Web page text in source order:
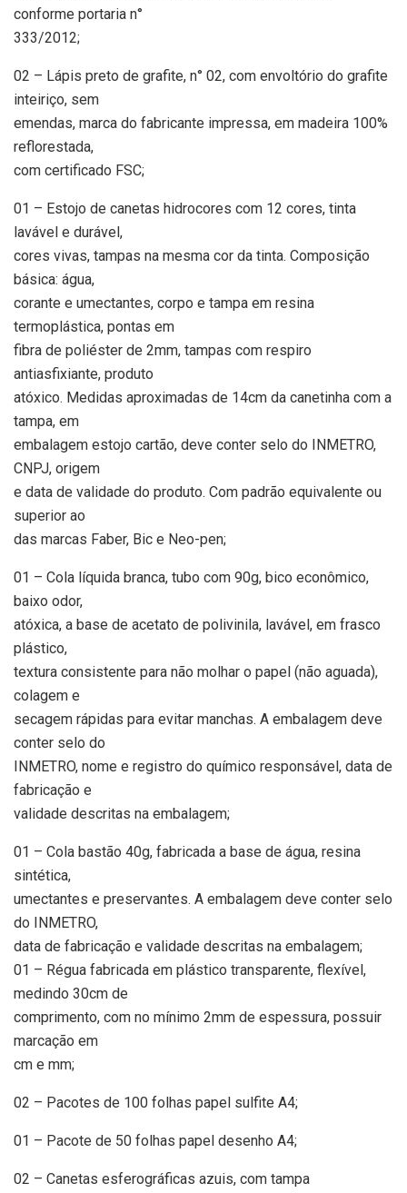
conforme portaria n°
333/2012;
02 – Lápis preto de grafite, n° 02, com envoltório do grafite
inteiriço, sem
emendas, marca do fabricante impressa, em madeira 100%
reflorestada,
com certificado FSC;
01 – Estojo de canetas hidrocores com 12 cores, tinta
lavável e durável,
cores vivas, tampas na mesma cor da tinta. Composição
básica: água,
corante e umectantes, corpo e tampa em resina
termoplástica, pontas em
fibra de poliéster de 2mm, tampas com respiro
antiasfixiante, produto
atóxico. Medidas aproximadas de 14cm da canetinha com a
tampa, em
embalagem estojo cartão, deve conter selo do INMETRO,
CNPJ, origem
e data de validade do produto. Com padrão equivalente ou
superior ao
das marcas Faber, Bic e Neo-pen;
01 – Cola líquida branca, tubo com 90g, bico econômico,
baixo odor,
atóxica, a base de acetato de polivinila, lavável, em frasco
plástico,
textura consistente para não molhar o papel (não aguada),
colagem e
secagem rápidas para evitar manchas. A embalagem deve
conter selo do
INMETRO, nome e registro do químico responsável, data de
fabricação e
validade descritas na embalagem;
01 – Cola bastão 40g, fabricada a base de água, resina
sintética,
umectantes e preservantes. A embalagem deve conter selo
do INMETRO,
data de fabricação e validade descritas na embalagem;
01 – Régua fabricada em plástico transparente, flexível,
medindo 30cm de
comprimento, com no mínimo 2mm de espessura, possuir
marcação em
cm e mm;
02 – Pacotes de 100 folhas papel sulfite A4;
01 – Pacote de 50 folhas papel desenho A4;
02 – Canetas esferográficas azuis, com tampa